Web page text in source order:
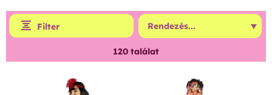
Filter
120 találat